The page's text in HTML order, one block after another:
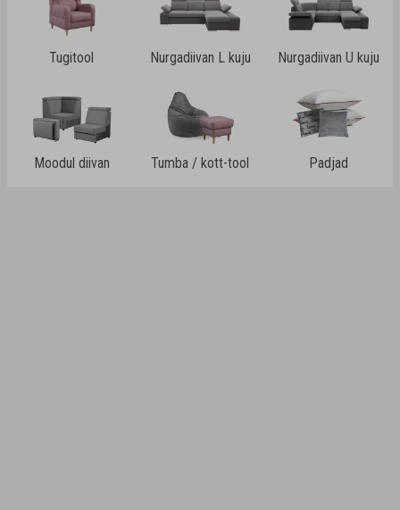
Tugitool Nurgadiivan L kuju Nurgadiivan U kuju
Moodul diivan Tumba / kott-tool Padjad